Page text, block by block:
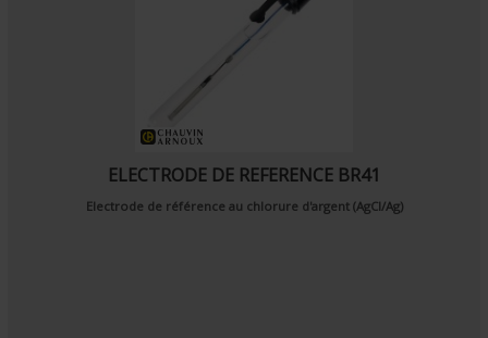
ELECTRODE DE REFERENCE BR41
Electrode de référence au chlorure d'argent (AgCl/Ag)